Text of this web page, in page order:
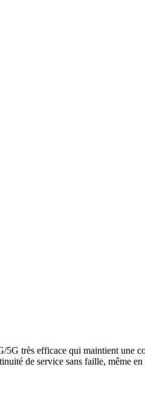
5G très efficace qui maintient une
de service sans faille, même en